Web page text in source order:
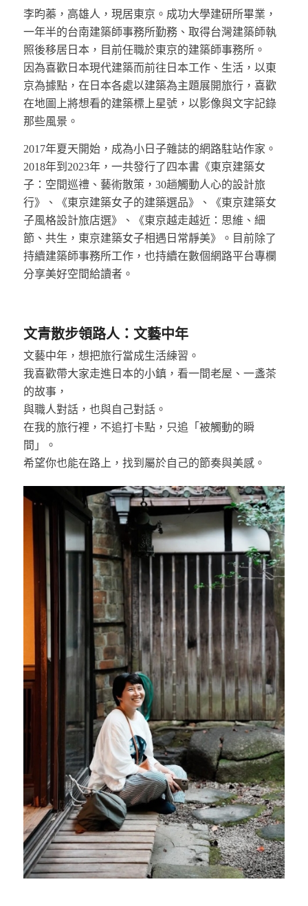
李昀蓁，高雄人，現居東京。成功大學建研所畢業，
一年半的台南建築師事務所勤務、取得台灣建築師執
照後移居日本，目前任職於東京的建築師事務所。
因為喜歡日本現代建築而前往日本工作、生活，以東
京為據點，在日本各處以建築為主題展開旅行，喜歡
在地圖上將想看的建築標上星號，以影像與文字記錄
那些風景。
2017年夏天開始，成為小日子雜誌的網路駐站作家。
2018年到2023年，一共發行了四本書《東京建築女
子：空間巡禮、藝術散策，30趟觸動人心的設計旅
行》、《東京建築女子的建築選品》、《東京建築女
子風格設計旅店選》、《東京越走越近：思維、細
節、共生，東京建築女子相遇日常靜美》。目前除了
持續建築師事務所工作，也持續在數個網路平台專欄
分享美好空間給讀者。
文青散步領路人：文藝中年
文藝中年，想把旅行當成生活練習。
我喜歡帶大家走進日本的小鎮，看一間老屋、一盞茶
的故事，
與職人對話，也與自己對話。
在我的旅行裡，不追打卡點，只追「被觸動的瞬
間」。
希望你也能在路上，找到屬於自己的節奏與美感。